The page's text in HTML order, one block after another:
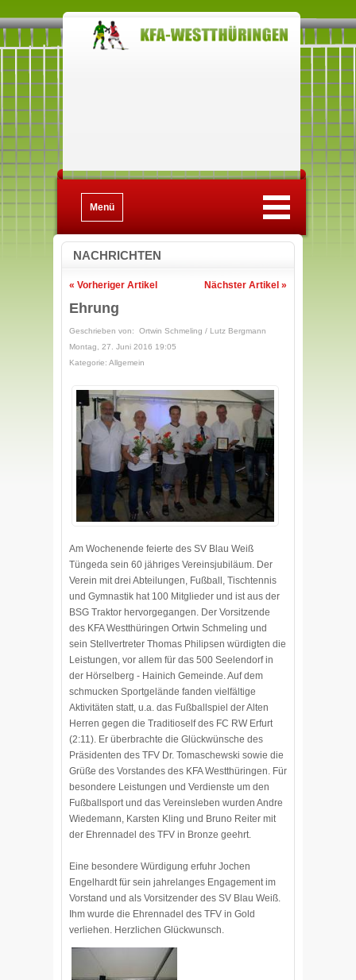
Menü
NACHRICHTEN
Nächster Artikel »
« Vorheriger Artikel
Ehrung
Geschrieben von: Ortwin Schmeling / Lutz Bergmann
Montag, 27. Juni 2016 19:05
Kategorie: Allgemein
Am Wochenende feierte des SV Blau Weiß
Tüngeda sein 60 jähriges Vereinsjubiläum. Der
Verein mit drei Abteilungen, Fußball, Tischtennis
und Gymnastik hat 100 Mitglieder und ist aus der
BSG Traktor hervorgegangen. Der Vorsitzende
des KFA Westthüringen Ortwin Schmeling und
sein Stellvertreter Thomas Philipsen würdigten die
Leistungen, vor allem für das 500 Seelendorf in
der Hörselberg - Hainich Gemeinde. Auf dem
schmucken Sportgelände fanden vielfältige
Aktivitäten statt, u.a. das Fußballspiel der Alten
Herren gegen die Traditioself des FC RW Erfurt
(2:11). Er überbrachte die Glückwünsche des
Präsidenten des TFV Dr. Tomaschewski sowie die
Grüße des Vorstandes des KFA Westthüringen. Für
besondere Leistungen und Verdienste um den
Fußballsport und das Vereinsleben wurden Andre
Wiedemann, Karsten Kling und Bruno Reiter mit
der Ehrennadel des TFV in Bronze geehrt.
Eine besondere Würdigung erfuhr Jochen
Engelhardt für sein jahrelanges Engagement im
Vorstand und als Vorsitzender des SV Blau Weiß.
Ihm wurde die Ehrennadel des TFV in Gold
verliehen. Herzlichen Glückwunsch.